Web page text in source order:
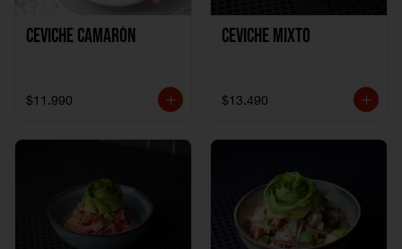
Ceviche Camarón
$11.990
Ceviche Mixto
$13.490